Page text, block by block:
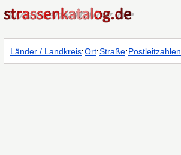
Länder / Landkreis·Ort·Straße·Postleitzahlen